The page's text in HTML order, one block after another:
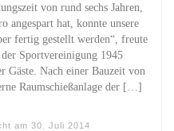
von rund sechs Jahren,
angespart hat, konnte unsere
fertig gestellt werden“, freute
Sportvereinigung 1945
Gäste. Nach einer Bauzeit von
Raumschießanlage der […]
am 30. Juli 2014